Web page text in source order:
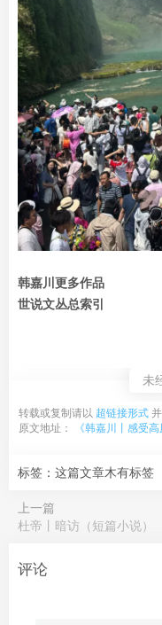
韩嘉川更多作品
世说文丛总索引
未
转载或复制请以 超链接形式
原文地址：
《韩嘉川丨感受高
标签：这篇文章木有标签
上一篇
杜帝丨暗访（短篇小说）
评论